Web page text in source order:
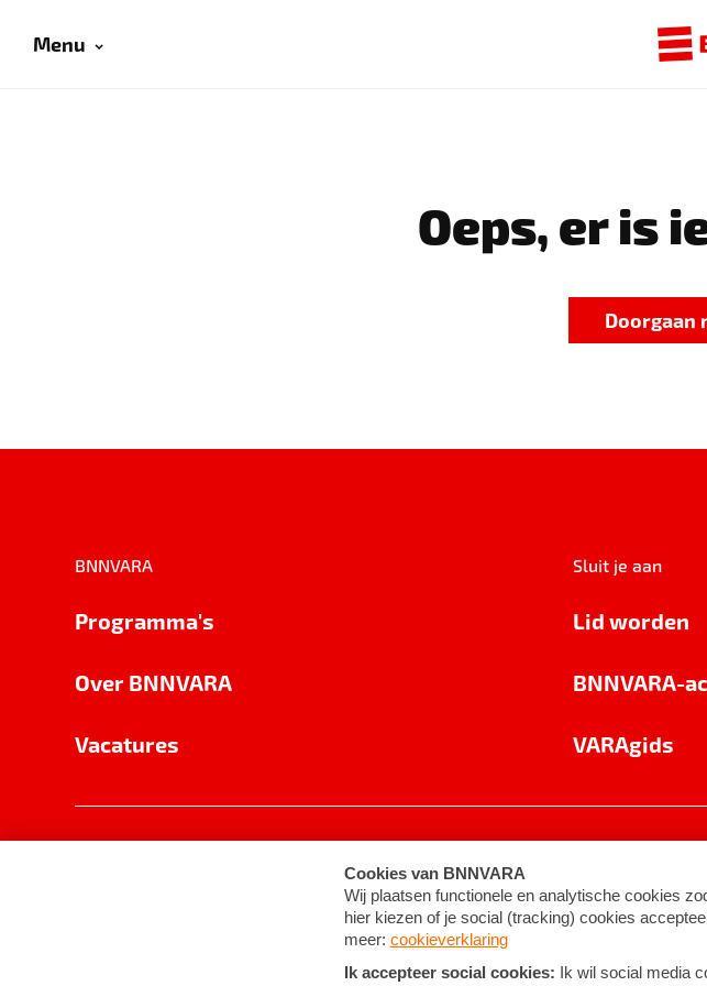
Menu
Oeps, er is
Doorgaan
BNNVARA
Programma's
Over BNNVARA
Vacatures
Sluit je aan
Lid worden
BNNVARA-
VARAgids
Cookie-instellingen Algemene voorwaarden ©2026